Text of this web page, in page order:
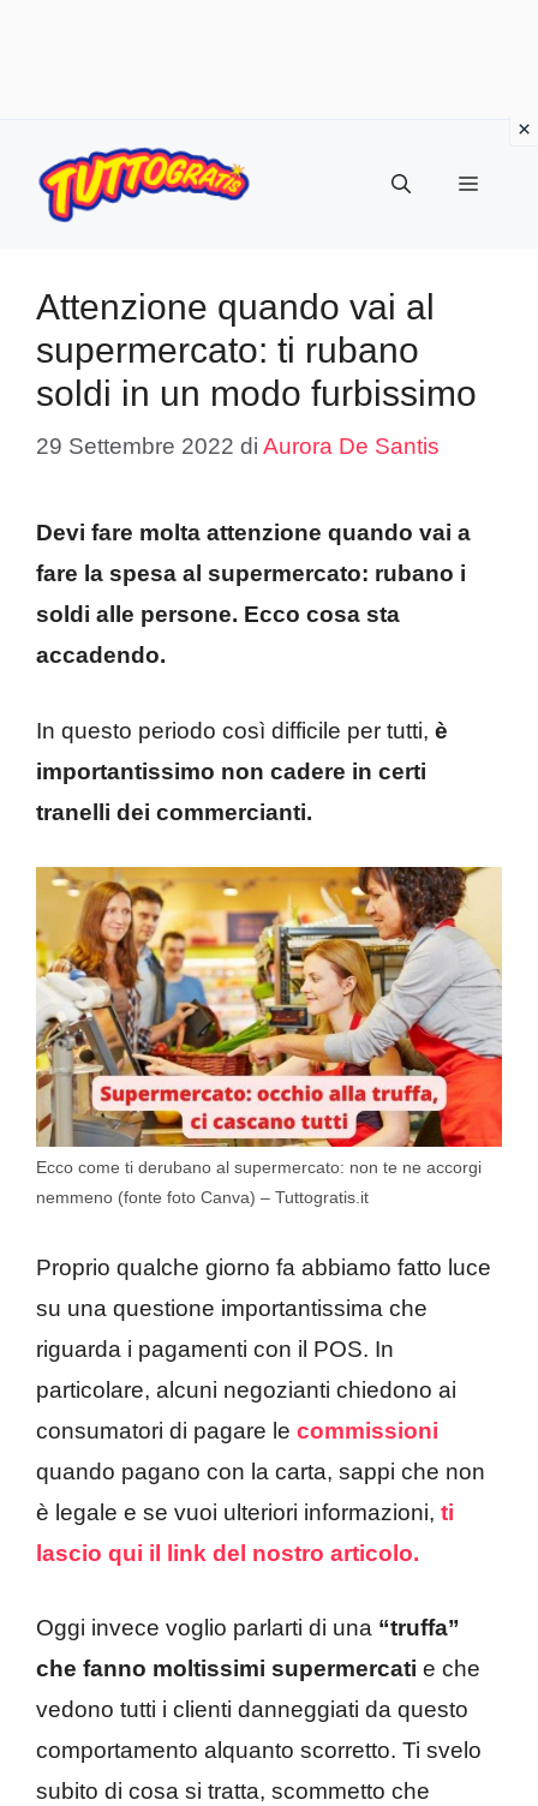
contenuto
Menu
Attenzione quando vai al
supermercato: ti rubano
soldi in un modo furbissimo
29 Settembre 2022 di Aurora De Santis
Devi fare molta attenzione quando vai a
fare la spesa al supermercato: rubano i
soldi alle persone. Ecco cosa sta
accadendo.
In questo periodo così difficile per tutti, è
importantissimo non cadere in certi
tranelli dei commercianti.
Ecco come ti derubano al supermercato: non te ne accorgi
nemmeno (fonte foto Canva) – Tuttogratis.it
Proprio qualche giorno fa abbiamo fatto luce
su una questione importantissima che
riguarda i pagamenti con il POS. In
particolare, alcuni negozianti chiedono ai
consumatori di pagare le commissioni
quando pagano con la carta, sappi che non
è legale e se vuoi ulteriori informazioni, ti
lascio qui il link del nostro articolo.
Oggi invece voglio parlarti di una “truffa”
che fanno moltissimi supermercati e che
vedono tutti i clienti danneggiati da questo
comportamento alquanto scorretto. Ti svelo
subito di cosa si tratta, scommetto che